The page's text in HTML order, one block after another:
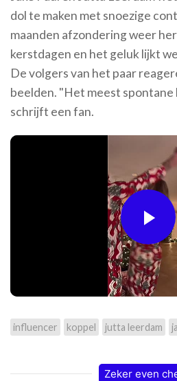
dol te maken met snoezige
maanden afzondering weer
kerstdagen en het geluk lijkt
De volgers van het paar
beelden. "Het meest
schrijft een fan.
influencer koppel jutta leerdam
Zeker even